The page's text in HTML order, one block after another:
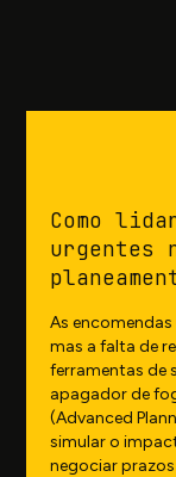
Como
urgentes
As
mas a falta de
ferramentas de
apagador de
(Advanced
simular o
negociar